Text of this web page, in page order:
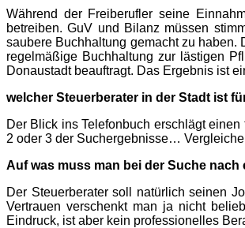
Während der Freiberufler seine
betreiben. GuV und Bilanz müssen
saubere Buchhaltung gemacht zu
regelmäßige Buchhaltung zur lästigen
Donaustadt beauftragt. Das Ergebnis ist
welcher Steuerberater in der Stadt ist
Der Blick ins Telefonbuch erschlägt
2 oder 3 der Suchergebnisse…
Auf was muss man bei der Suche
Der Steuerberater soll natürlich seinen
Vertrauen verschenkt man ja nicht
Eindruck, ist aber kein professionelles